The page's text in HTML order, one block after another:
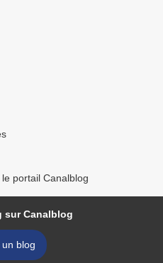
portail Canalblog
sur Canalblog
blog